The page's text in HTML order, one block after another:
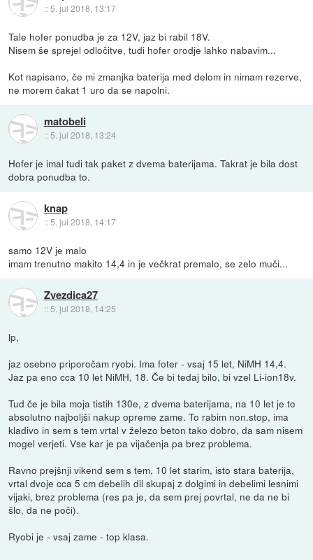
::5. jul 2018, 13:17
Tale hofer ponudba je za 12V, jaz bi rabil 18V.
Nisem še sprejel odločitve, tudi hofer orodje lahko nabavim...
Kot napisano, če mi zmanjka baterija med delom in nimam rezerve,
ne morem čakat 1 uro da se napolni.
matobeli
:: 5. jul 2018, 13:24
Hofer je imal tudi tak paket z dvema baterijama. Takrat je bila dost
dobra ponudba to.
knap
::5. jul 2018, 14:17
samo 12V je malo
imam trenutno makito 14,4 in je večkrat premalo, se zelo muči...
Zvezdica27
:: 5. jul 2018, 14:25
lp,
jaz osebno priporočam ryobi. Ima foter - vsaj 15 let, NiMH 14,4.
Jaz pa eno cca 10 let NiMH, 18. Če bi tedaj bilo, bi vzel Li-ion18v.
Tud če je bila moja tistih 130e, z dvema baterijama, na 10 let je to
absolutno najboljši nakup opreme zame. To rabim non.stop, ima
kladivo in sem s tem vrtal v železo beton tako dobro, da sam nisem
mogel verjeti. Vse kar je pa vijačenja pa brez problema.
Ravno prejšnji vikend sem s tem, 10 let starim, isto stara baterija,
vrtal dvoje cca 5 cm debelih dil skupaj z dolgimi in debelimi lesnimi
vijaki, brez problema (res pa je, da sem prej povrtal, ne da ne bi
šlo, da ne poči).
Ryobi je - vsaj zame - top klasa.